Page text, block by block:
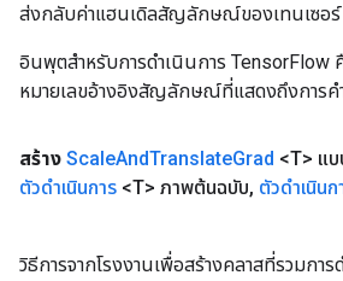
ส่งกลับค่าแฮนเดิลสัญลักษณ์ของเทนเซอร์
อินพุตสำหรับการดำเนินการ TensorFlow
หมายเลขอ้างอิงสัญลักษณ์ที่แสดงถึงการ
สร้าง ScaleAndTranslateGrad <T> แ
ตัวดำเนินการ <T> ภาพต้นฉบับ, ตัวดำเนินก
วิธีการจากโรงงานเพื่อสร้างคลาสที่รวมกา